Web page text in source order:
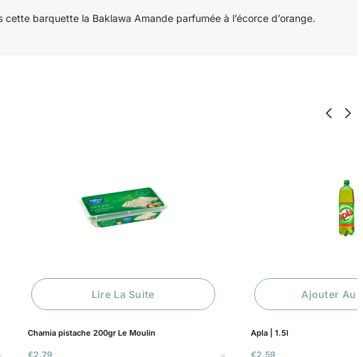
barquette la Baklawa Amande parfumée à l’écorce d’orange.
€2.79
Chamia pistache 200gr Le Moulin
Lire La Suite
€2.59
Apla | 1.5l
Ajouter Au